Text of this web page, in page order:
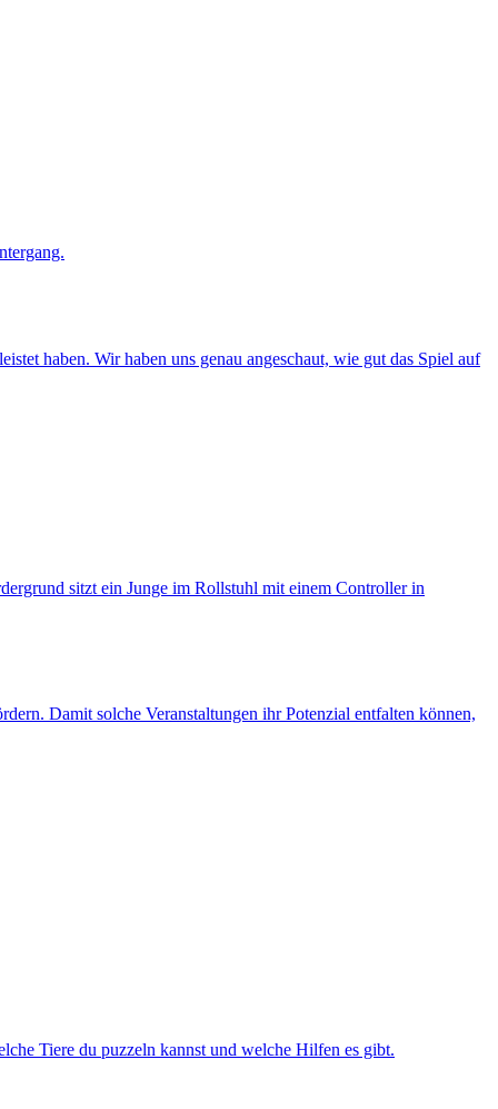
haben. Wir haben uns genau angeschaut, wie gut das Spiel auf
Damit solche Veranstaltungen ihr Potenzial entfalten können,
Tiere du puzzeln kannst und welche Hilfen es gibt.